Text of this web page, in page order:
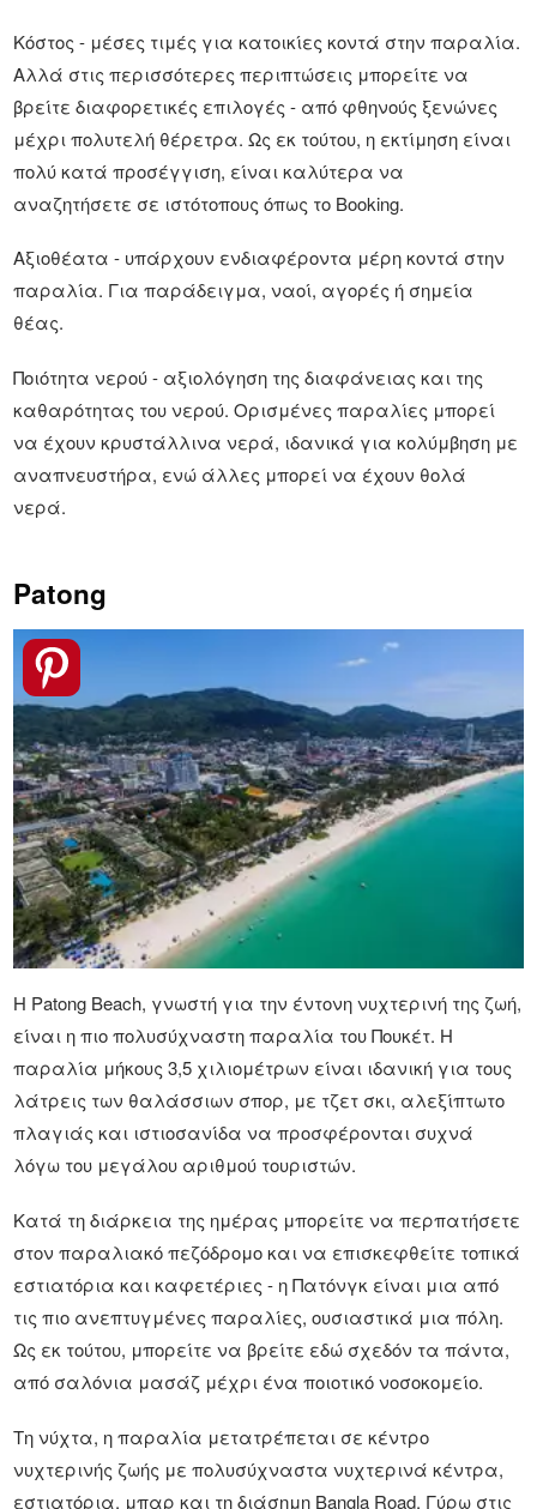
Κόστος - μέσες τιμές για κατοικίες κοντά στην παραλία.
Αλλά στις περισσότερες περιπτώσεις μπορείτε να
βρείτε διαφορετικές επιλογές - από φθηνούς ξενώνες
μέχρι πολυτελή θέρετρα. Ως εκ τούτου, η εκτίμηση είναι
πολύ κατά προσέγγιση, είναι καλύτερα να
αναζητήσετε σε ιστότοπους όπως το Booking.
Αξιοθέατα - υπάρχουν ενδιαφέροντα μέρη κοντά στην
παραλία. Για παράδειγμα, ναοί, αγορές ή σημεία
θέας.
Ποιότητα νερού - αξιολόγηση της διαφάνειας και της
καθαρότητας του νερού. Ορισμένες παραλίες μπορεί
να έχουν κρυστάλλινα νερά, ιδανικά για κολύμβηση με
αναπνευστήρα, ενώ άλλες μπορεί να έχουν θολά
νερά.
Patong
Η Patong Beach, γνωστή για την έντονη νυχτερινή της ζωή,
είναι η πιο πολυσύχναστη παραλία του Πουκέτ. Η
παραλία μήκους 3,5 χιλιομέτρων είναι ιδανική για τους
λάτρεις των θαλάσσιων σπορ, με τζετ σκι, αλεξίπτωτο
πλαγιάς και ιστιοσανίδα να προσφέρονται συχνά
λόγω του μεγάλου αριθμού τουριστών.
Κατά τη διάρκεια της ημέρας μπορείτε να περπατήσετε
στον παραλιακό πεζόδρομο και να επισκεφθείτε τοπικά
εστιατόρια και καφετέριες - η Πατόνγκ είναι μια από
τις πιο ανεπτυγμένες παραλίες, ουσιαστικά μια πόλη.
Ως εκ τούτου, μπορείτε να βρείτε εδώ σχεδόν τα πάντα,
από σαλόνια μασάζ μέχρι ένα ποιοτικό νοσοκομείο.
Τη νύχτα, η παραλία μετατρέπεται σε κέντρο
νυχτερινής ζωής με πολυσύχναστα νυχτερινά κέντρα,
εστιατόρια, μπαρ και τη διάσημη Bangla Road. Γύρω στις